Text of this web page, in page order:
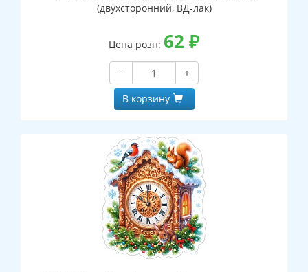
(двухсторонний, ВД-лак)
Цена розн: 62 ₽
−
+
В корзину